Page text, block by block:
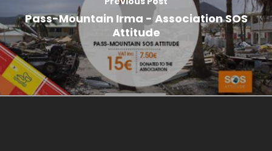
Pass-Mountain Irma - Association SOS
Attitude